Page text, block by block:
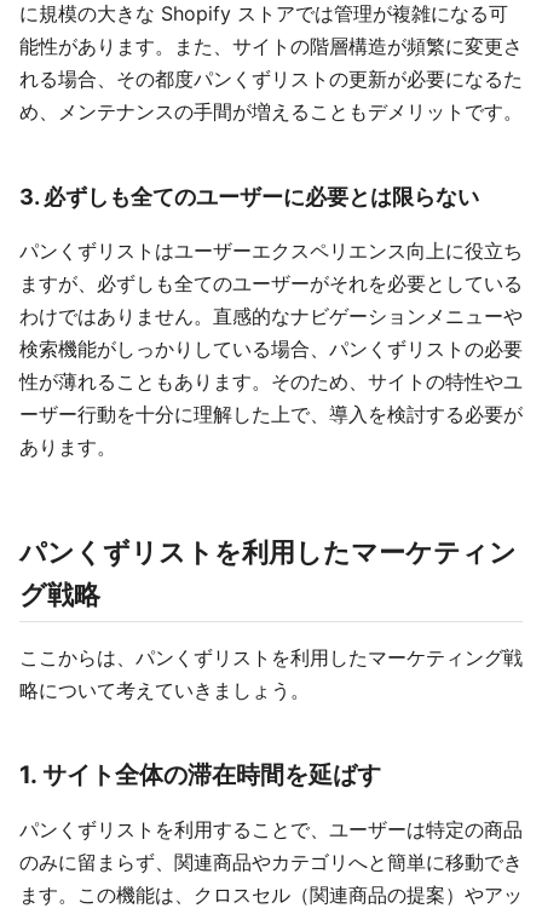
に規模の大きな Shopify ストアでは管理が複雑になる可
能性があります。また、サイトの階層構造が頻繁に変更さ
れる場合、その都度パンくずリストの更新が必要になるた
め、メンテナンスの手間が増えることもデメリットです。
3. 必ずしも全てのユーザーに必要とは限らない
パンくずリストはユーザーエクスペリエンス向上に役立ち
ますが、必ずしも全てのユーザーがそれを必要としている
わけではありません。直感的なナビゲーションメニューや
検索機能がしっかりしている場合、パンくずリストの必要
性が薄れることもあります。そのため、サイトの特性やユ
ーザー行動を十分に理解した上で、導入を検討する必要が
あります。
パンくずリストを利用したマーケティン
グ戦略
ここからは、パンくずリストを利用したマーケティング戦
略について考えていきましょう。
1. サイト全体の滞在時間を延ばす
パンくずリストを利用することで、ユーザーは特定の商品
のみに留まらず、関連商品やカテゴリへと簡単に移動でき
ます。この機能は、クロスセル（関連商品の提案）やアッ